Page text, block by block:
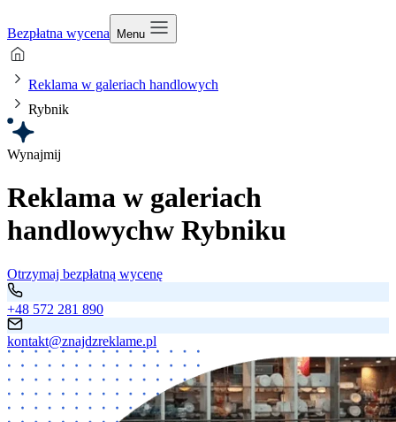
Bezpłatna wycena Menu
Reklama w galeriach handlowych
Rybnik
Wynajmij
Reklama w galeriach
handlowychw Rybniku
Otrzymaj bezpłatną wycenę
+48 572 281 890
kontakt@znajdzreklame.pl